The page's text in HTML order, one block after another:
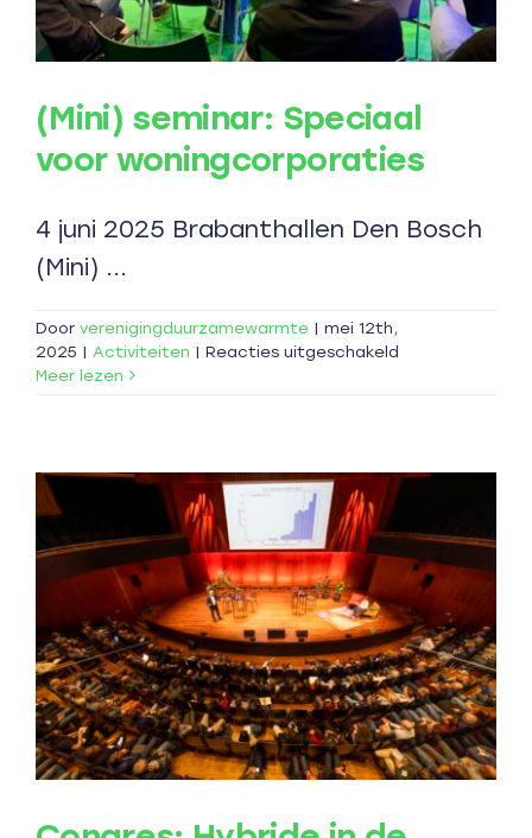
(Mini) seminar: Speciaal
voor woningcorporaties
4 juni 2025 Brabanthallen Den Bosch
(Mini) ...
Door verenigingduurzamewarmte | mei 12th,
2025 | Activiteiten | Reacties uitgeschakeld
Meer lezen